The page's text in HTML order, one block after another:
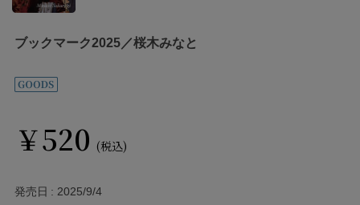
ブックマーク2025／桜木みなと
￥520 (税込)
発売日 2025/9/4